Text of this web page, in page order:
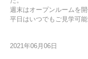
週末はオープンルームを開
平日はいつでもご見学可
2021年06月06日